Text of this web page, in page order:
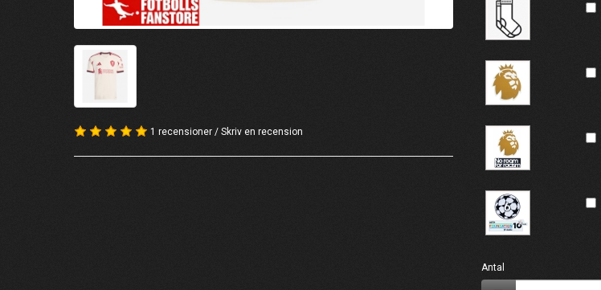
1 recensioner / Skriv en recension
Antal